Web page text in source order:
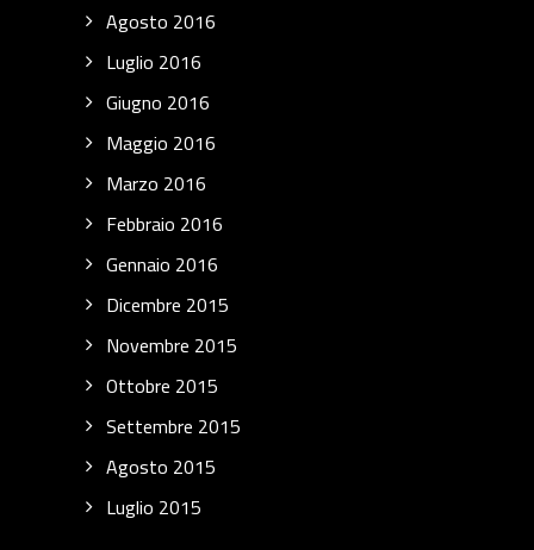
Agosto 2016
Luglio 2016
Giugno 2016
Maggio 2016
Marzo 2016
Febbraio 2016
Gennaio 2016
Dicembre 2015
Novembre 2015
Ottobre 2015
Settembre 2015
Agosto 2015
Luglio 2015